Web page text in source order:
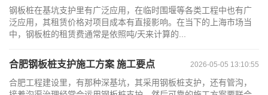
钢板桩在基坑支护里有广泛应用，在临时围堰等各类工程中也有广
泛应用，其租赁价格对项目成本有直接影响。在当下的上海市场当
中，钢板桩的租赁费通常是依照吨/天来计算的...
2026-05-05 13:10:55
合肥钢板桩支护施工方案 施工要点
合肥工程建设里，有那种深基坑，其采用钢板桩支护，还有管沟，